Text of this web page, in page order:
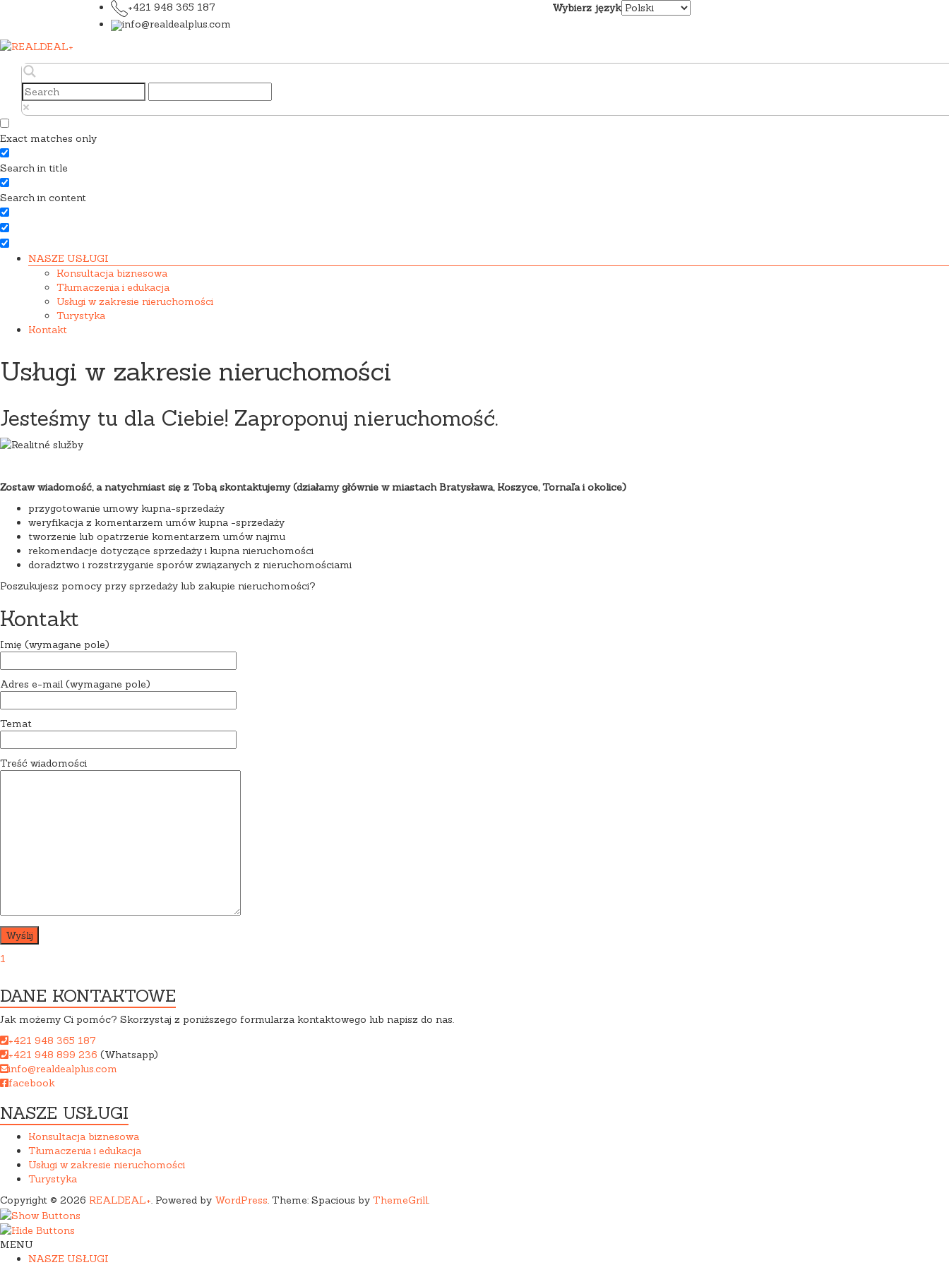
+421 948 365 187
info@realdealplus.com
Wybierz język
Exact matches only
Search in title
Search in content
NASZE USŁUGI
Konsultacja biznesowa
Tłumaczenia i edukacja
Usługi w zakresie nieruchomości
Turystyka
Kontakt
Usługi w zakresie nieruchomości
Jesteśmy tu dla Ciebie! Zaproponuj nieruchomość.
Zostaw wiadomość, a natychmiast się z Tobą skontaktujemy (działamy głównie w miastach Bratysława, Koszyce, Tornaľa i okolice)
przygotowanie umowy kupna-sprzedaży
weryfikacja z komentarzem umów kupna -sprzedaży
tworzenie lub opatrzenie komentarzem umów najmu
rekomendacje dotyczące sprzedaży i kupna nieruchomości
doradztwo i rozstrzyganie sporów związanych z nieruchomościami
Poszukujesz pomocy przy sprzedaży lub zakupie nieruchomości?
Kontakt
Imię (wymagane pole)
Adres e-mail (wymagane pole)
Temat
Treść wiadomości
1
DANE KONTAKTOWE
Jak możemy Ci pomóc? Skorzystaj z poniższego formularza kontaktowego lub napisz do nas.
+421 948 365 187
+421 948 899 236 (Whatsapp)
info@realdealplus.com
facebook
NASZE USŁUGI
Konsultacja biznesowa
Tłumaczenia i edukacja
Usługi w zakresie nieruchomości
Turystyka
Copyright © 2026 REALDEAL+. Powered by WordPress. Theme: Spacious by ThemeGrill.
MENU
NASZE USŁUGI